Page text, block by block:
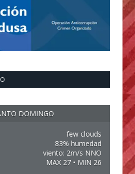
DOMINGO
few clouds
83% humedad
viento: 2m/s NNO
MAX 27 • MIN 26